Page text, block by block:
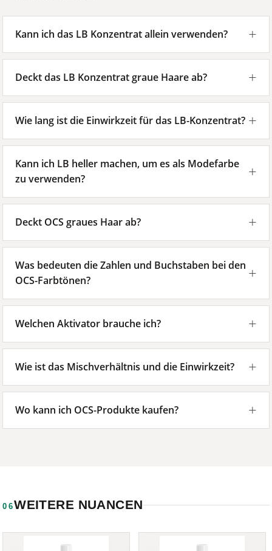
Kann ich das LB Konzentrat allein verwenden?
Deckt das LB Konzentrat graue Haare ab?
Wie lang ist die Einwirkzeit für das LB-Konzentrat?
Kann ich LB heller machen, um es als Modefarbe
zu verwenden?
Deckt OCS graues Haar ab?
Was bedeuten die Zahlen und Buchstaben bei den
OCS-Farbtönen?
Welchen Aktivator brauche ich?
Wie ist das Mischverhältnis und die Einwirkzeit?
Wo kann ich OCS-Produkte kaufen?
06WEITERE NUANCEN